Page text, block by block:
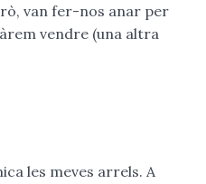
van fer-nos anar per
vendre (una altra
les meves arrels. A